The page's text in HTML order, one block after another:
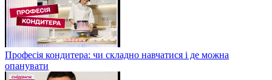
Професія кондитера: чи складно навчатися і де можна
опанувати